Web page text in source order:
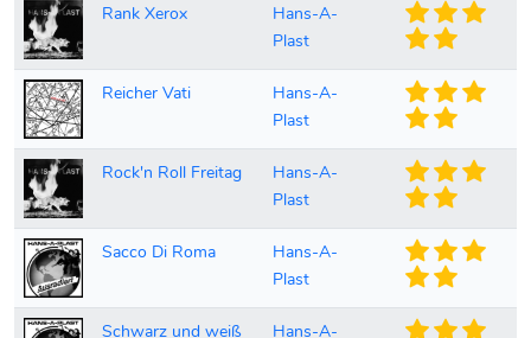
Rank Xerox
Hans-A-
Plast
Reicher Vati
Hans-A-
Plast
Rock'n Roll Freitag
Hans-A-
Plast
Sacco Di Roma
Hans-A-
Plast
Schwarz und weiß
Hans-A-